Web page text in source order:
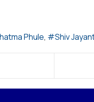
Phule Shiv